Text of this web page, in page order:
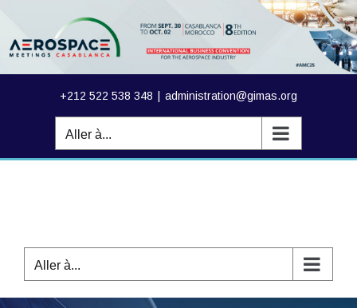
+212 522 538 348 administration@gimas.org
Aller à...
Aller à...